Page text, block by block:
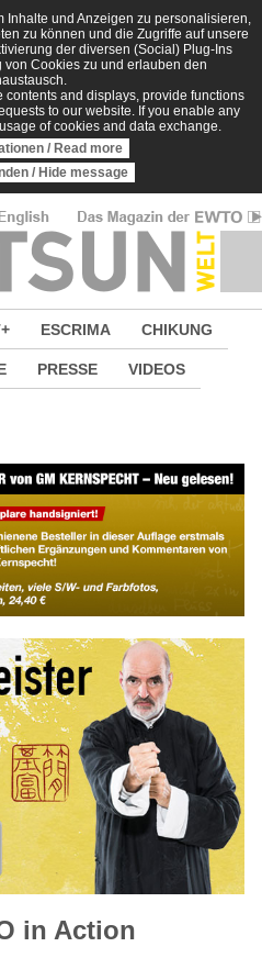
Inhalte und Anzeigen zu personalisieren,
zu können und die Zugriffe auf unsere
der diversen (Social) Plug-Ins
Cookies zu und erlauben den
and displays, provide functions
to our website. If you enable any
of cookies and data exchange.
/ Read more
/ Hide message
ESCRIMA CHIKUNG
PRESSE VIDEOS
in Action